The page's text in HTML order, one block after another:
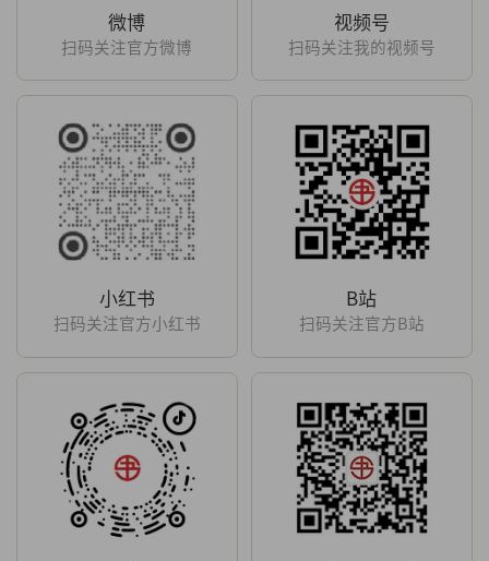
微博
扫码关注官方微博
视频号
扫码关注我的视频号
小红书
扫码关注官方小红书
B站
扫码关注官方B站